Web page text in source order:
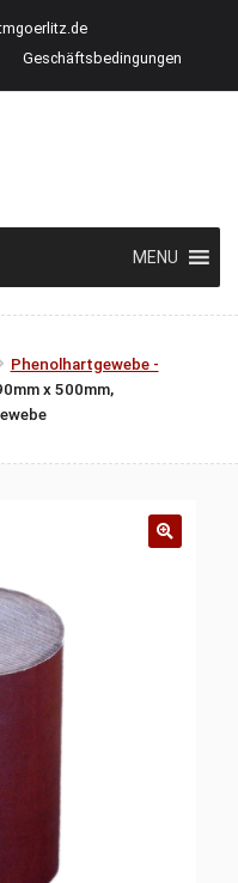
Geschäftsbedingungen
MENU
Phenolhartgewebe -
x 500mm,